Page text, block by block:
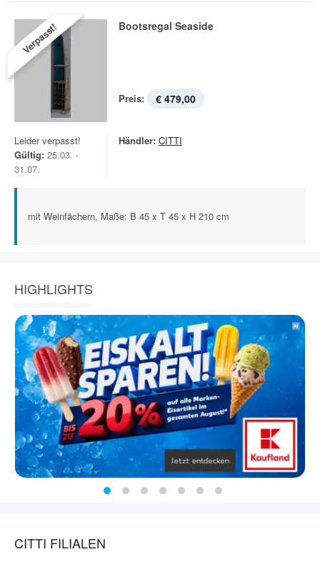
Verpasst! Bootsregal Seaside
Preis: € 479,00
Leider verpasst!
Gültig: 25.03. -
31.07.
Händler: CITTI
mit Weinfächern, Maße: B 45 x T 45 x H 210 cm
HIGHLIGHTS
CITTI FILIALEN